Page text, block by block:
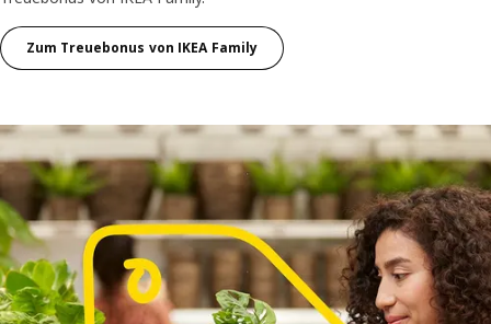
Zum Treuebonus von IKEA Family